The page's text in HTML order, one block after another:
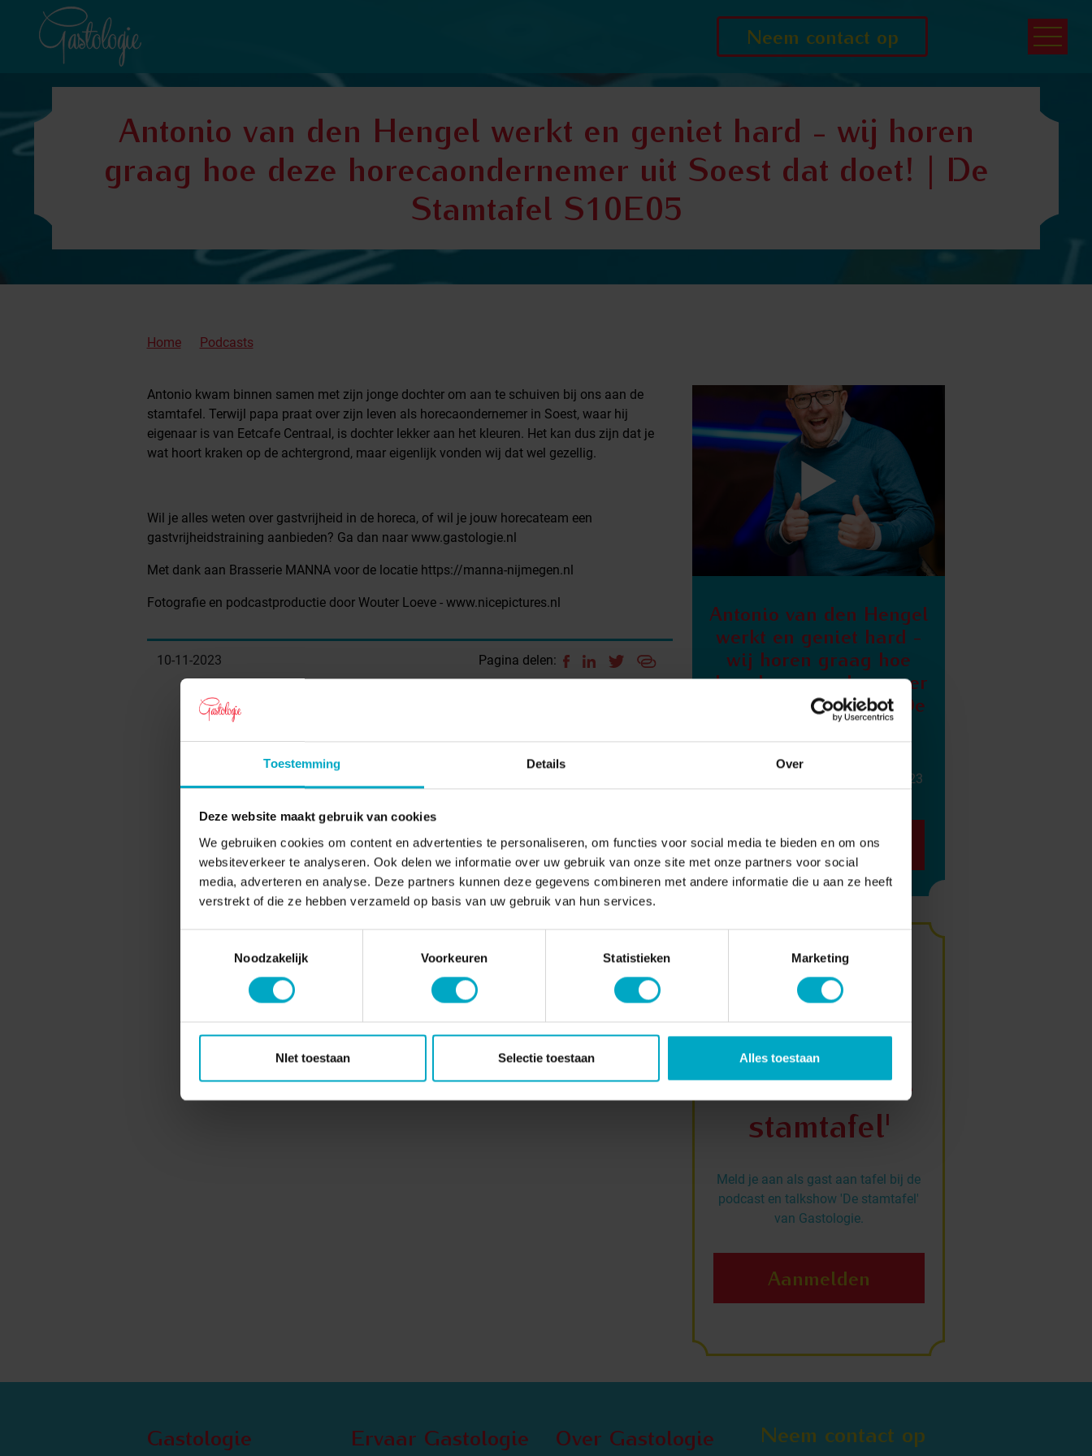
Toestemming Details Over
Deze website maakt gebruik van cookies
We gebruiken cookies om content en advertenties te personaliseren, om functies voor social media te bieden en om ons
websiteverkeer te analyseren. Ook delen we informatie over uw gebruik van onze site met onze partners voor social
media, adverteren en analyse. Deze partners kunnen deze gegevens combineren met andere informatie die u aan ze heeft
verstrekt of die ze hebben verzameld op basis van uw gebruik van hun services.
Noodzakelijk
Voorkeuren Statistieken Marketing
NIet toestaan Selectie toestaan Alles toestaan
Neem contact op
Antonio van den Hengel werkt en geniet hard - wij horen
graag hoe deze horecaondernemer uit Soest dat doet! | De
Stamtafel S10E05
Home
Podcasts
Antonio kwam binnen samen met zijn jonge dochter om aan te schuiven bij ons aan de
stamtafel. Terwijl papa praat over zijn leven als horecaondernemer in Soest, waar hij
eigenaar is van Eetcafe Centraal, is dochter lekker aan het kleuren. Het kan dus zijn dat je
wat hoort kraken op de achtergrond, maar eigenlijk vonden wij dat wel gezellig.
Wil je alles weten over gastvrijheid in de horeca, of wil je jouw horecateam een
gastvrijheidstraining aanbieden? Ga dan naar ⁠www.gastologie.nl⁠
Met dank aan Brasserie MANNA voor de locatie https://manna-nijmegen.nl
Fotografie en podcastproductie door Wouter Loeve - ⁠www.nicepictures.nl
10-11-2023 Pagina delen:
Antonio van den Hengel
werkt en geniet hard -
wij horen graag hoe
deze horecaondernemer
uit Soest dat doet! | De
Stamtafel S10E05
10 NOVEMBER 2023
Luisteren
Word gast
aan tafel bij
podcast en
talkshow 'De
stamtafel'
Meld je aan als gast aan tafel bij de
podcast en talkshow 'De stamtafel'
van Gastologie.
Aanmelden
Gastologie Ervaar Gastologie Over Gastologie Neem contact op